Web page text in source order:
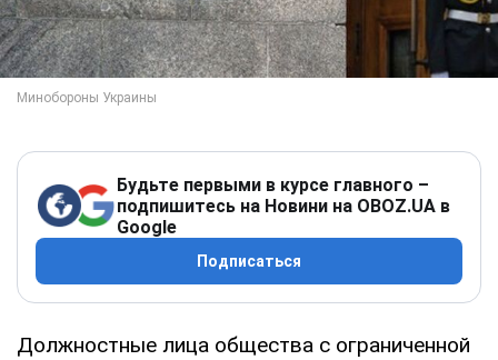
Будьте первыми в курсе главного –
подпишитесь на Новини на OBOZ.UA в
Google
Подписаться
Должностные лица общества с ограниченной